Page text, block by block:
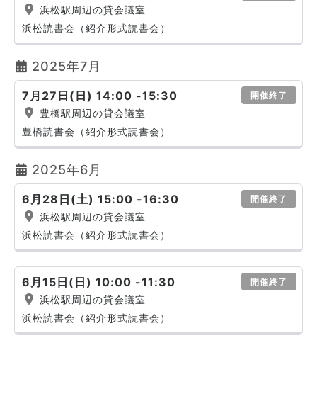
浜松駅周辺の貸会議室
浜松読書会（紹介形式読書会）
2025年7月
7月27日(日) 14:00 -15:30 開催終了
豊橋駅周辺の貸会議室
豊橋読書会（紹介形式読書会）
2025年6月
6月28日(土) 15:00 -16:30 開催終了
浜松駅周辺の貸会議室
浜松読書会（紹介形式読書会）
6月15日(日) 10:00 -11:30 開催終了
浜松駅周辺の貸会議室
浜松読書会（紹介形式読書会）